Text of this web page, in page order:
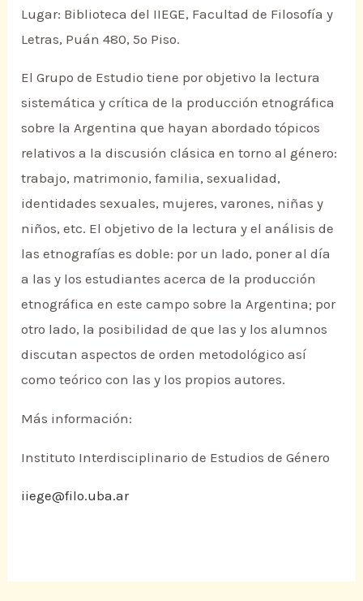
Lugar: Biblioteca del IIEGE, Facultad de Filosofía y
Letras, Puán 480, 5º Piso.
El Grupo de Estudio tiene por objetivo la lectura
sistemática y crítica de la producción etnográfica
sobre la Argentina que hayan abordado tópicos
relativos a la discusión clásica en torno al género:
trabajo, matrimonio, familia, sexualidad,
identidades sexuales, mujeres, varones, niñas y
niños, etc. El objetivo de la lectura y el análisis de
las etnografías es doble: por un lado, poner al día
a las y los estudiantes acerca de la producción
etnográfica en este campo sobre la Argentina; por
otro lado, la posibilidad de que las y los alumnos
discutan aspectos de orden metodológico así
como teórico con las y los propios autores.
Más información:
Instituto Interdisciplinario de Estudios de Género
iiege@filo.uba.ar